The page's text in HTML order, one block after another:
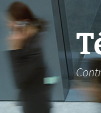
Aller
au
contenu